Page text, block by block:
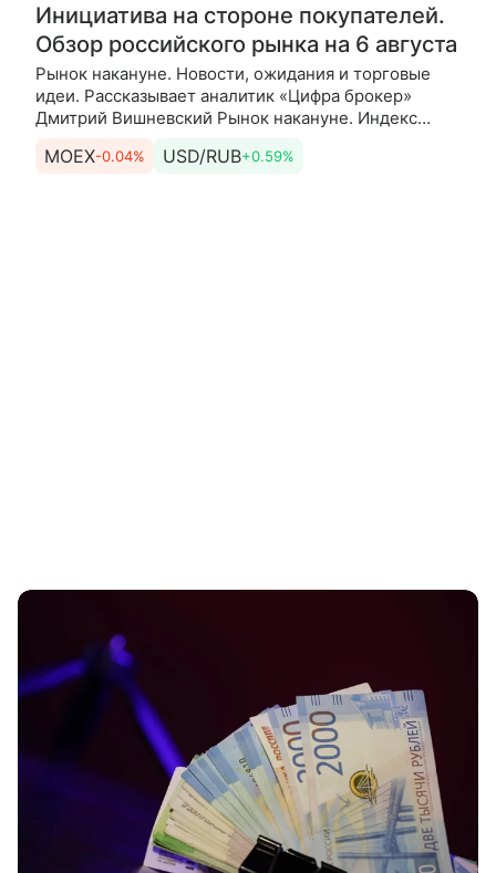
Инициатива на стороне покупателей.
Обзор российского рынка на 6 августа
Рынок накануне. Новости, ожидания и торговые
идеи. Рассказывает аналитик «Цифра брокер»
Дмитрий Вишневский Рынок накануне. Индекс
среды прибавил 1,43% и
MOEX-0.04% USD/RUB+0.59%